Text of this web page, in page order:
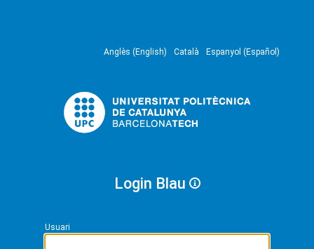
Anglès (English) Català Espanyol (Español)
Login Blau
Usuari